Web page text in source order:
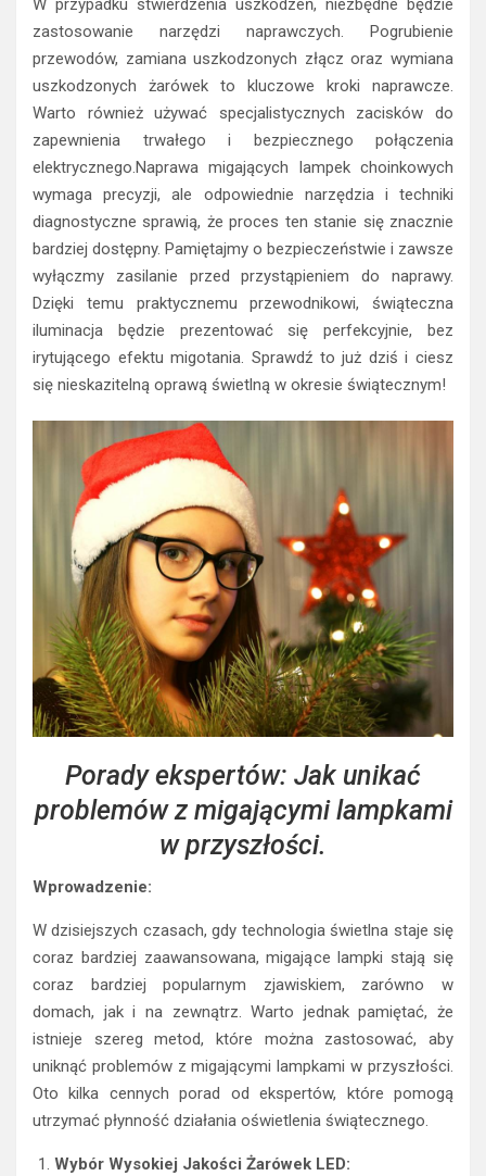
W przypadku stwierdzenia uszkodzeń, niezbędne będzie
zastosowanie narzędzi naprawczych. Pogrubienie
przewodów, zamiana uszkodzonych złącz oraz wymiana
uszkodzonych żarówek to kluczowe kroki naprawcze.
Warto również używać specjalistycznych zacisków do
zapewnienia trwałego i bezpiecznego połączenia
elektrycznego.Naprawa migających lampek choinkowych
wymaga precyzji, ale odpowiednie narzędzia i techniki
diagnostyczne sprawią, że proces ten stanie się znacznie
bardziej dostępny. Pamiętajmy o bezpieczeństwie i zawsze
wyłączmy zasilanie przed przystąpieniem do naprawy.
Dzięki temu praktycznemu przewodnikowi, świąteczna
iluminacja będzie prezentować się perfekcyjnie, bez
irytującego efektu migotania. Sprawdź to już dziś i ciesz
się nieskazitelną oprawą świetlną w okresie świątecznym!
Porady ekspertów: Jak unikać
problemów z migającymi lampkami
w przyszłości.
Wprowadzenie:
W dzisiejszych czasach, gdy technologia świetlna staje się
coraz bardziej zaawansowana, migające lampki stają się
coraz bardziej popularnym zjawiskiem, zarówno w
domach, jak i na zewnątrz. Warto jednak pamiętać, że
istnieje szereg metod, które można zastosować, aby
uniknąć problemów z migającymi lampkami w przyszłości.
Oto kilka cennych porad od ekspertów, które pomogą
utrzymać płynność działania oświetlenia świątecznego.
Wybór Wysokiej Jakości Żarówek LED: